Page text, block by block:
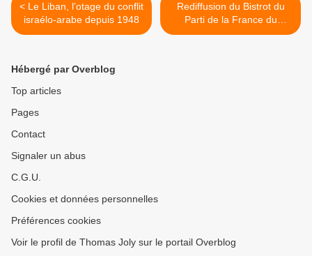
< Le Liban, l’otage du conflit
israélo-arabe depuis 1948
Rediffusion du Bistrot du
Parti de la France du
27/09/24 >
Hébergé par Overblog
Top articles
Pages
Contact
Signaler un abus
C.G.U.
Cookies et données personnelles
Préférences cookies
Voir le profil de Thomas Joly sur le portail Overblog